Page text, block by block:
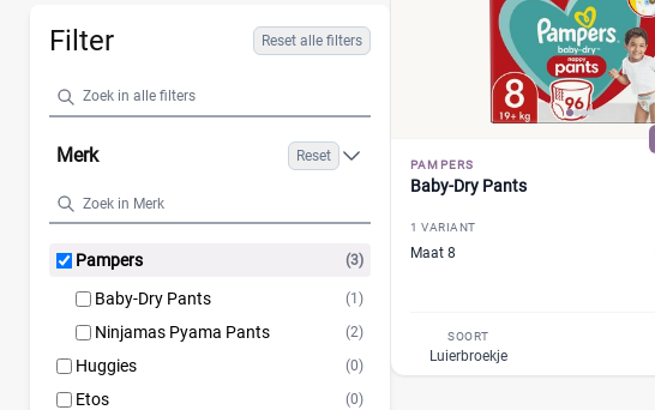
Filter Reset alle filters
Merk Reset
Pampers (3)
Baby-Dry Pants (1)
Ninjamas Pyama Pants (2)
Huggies (0)
Etos (0)
PAMPERS
Baby-Dry Pants
1 VARIANT
Maat 8
SOORT
Luierbroekje